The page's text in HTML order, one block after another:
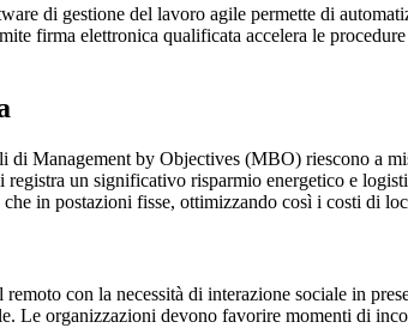
di gestione del lavoro agile permette di
firma elettronica qualificata accelera le
Management by Objectives (MBO) riescono a
un significativo risparmio energetico e
in postazioni fisse, ottimizzando così i costi di
con la necessità di interazione sociale in
Le organizzazioni devono favorire momenti di